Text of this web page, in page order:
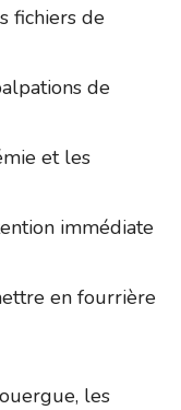
fichiers de
de
et les
immédiate
en fourrière
les